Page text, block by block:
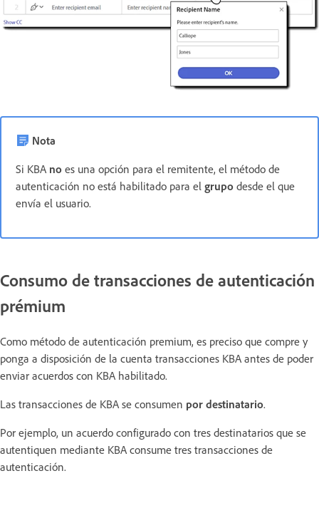
Nota
Si KBA no es una opción para el remitente, el método de
autenticación no está habilitado para el grupo desde el que
envía el usuario.
Consumo de transacciones de autenticación
prémium
Como método de autenticación premium, es preciso que compre y
ponga a disposición de la cuenta transacciones KBA antes de poder
enviar acuerdos con KBA habilitado.
Las transacciones de KBA se consumen por destinatario.
Por ejemplo, un acuerdo configurado con tres destinatarios que se
autentiquen mediante KBA consume tres transacciones de
autenticación.